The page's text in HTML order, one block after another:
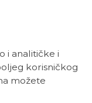
i analitičke i
korisničkog
možete